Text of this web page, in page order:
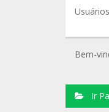
Bem-
Ir